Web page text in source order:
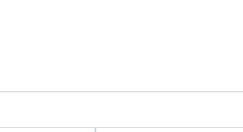
الموقع